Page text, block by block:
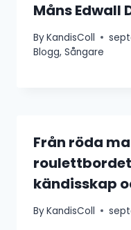
Måns Edwall
ByKandisColl
Blogg, Sångare
Från röda
kändisskap
ByKandisColl